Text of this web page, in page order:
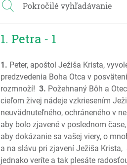
Pokročilé vyhľadávanie
1. Petra - 1
1. Peter, apoštol Ježiša Krista,
predzvedenia Boha Otca v
rozmnoží! 3. Požehnaný Bôh a
cieľom živej nádeje vzkriesením
neuvädnuteľného, ochráneného v
aby bolo zjavené v poslednom čase,
aby dokázanie sa vašej viery, o
a na slávu pri zjavení Ježiša Krista,
jednako veríte a tak plesáte